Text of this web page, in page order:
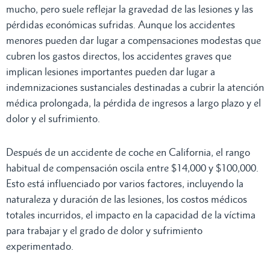
mucho, pero suele reflejar la gravedad de las lesiones y las
pérdidas económicas sufridas. Aunque los accidentes
menores pueden dar lugar a compensaciones modestas que
cubren los gastos directos, los accidentes graves que
implican lesiones importantes pueden dar lugar a
indemnizaciones sustanciales destinadas a cubrir la atención
médica prolongada, la pérdida de ingresos a largo plazo y el
dolor y el sufrimiento.
Después de un accidente de coche en California, el rango
habitual de compensación oscila entre $14,000 y $100,000.
Esto está influenciado por varios factores, incluyendo la
naturaleza y duración de las lesiones, los costos médicos
totales incurridos, el impacto en la capacidad de la víctima
para trabajar y el grado de dolor y sufrimiento
experimentado.